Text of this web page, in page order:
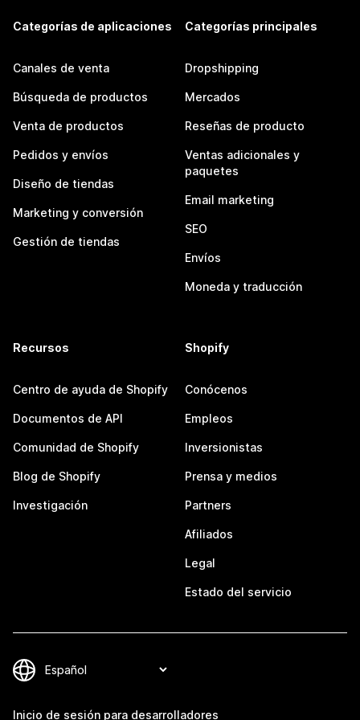
Categorías de aplicaciones
Canales de venta
Búsqueda de productos
Venta de productos
Pedidos y envíos
Diseño de tiendas
Marketing y conversión
Gestión de tiendas
Categorías principales
Dropshipping
Mercados
Reseñas de producto
Ventas adicionales y
paquetes
Email marketing
SEO
Envíos
Moneda y traducción
Recursos
Centro de ayuda de Shopify
Documentos de API
Comunidad de Shopify
Blog de Shopify
Investigación
Shopify
Conócenos
Empleos
Inversionistas
Prensa y medios
Partners
Afiliados
Legal
Estado del servicio
Inicio de sesión para desarrolladores